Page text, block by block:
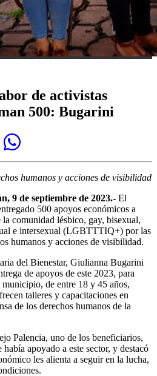
de activistas
500: Bugarini
humanos y acciones de visibilidad
9 de septiembre de 2023.- El
500 apoyos económicos a
comunidad lésbico, gay, bisexual,
e intersexual (LGBTTTIQ+) por las
humanos y acciones de visibilidad.
del Bienestar, Giulianna Bugarini
de apoyos de este 2023, para
de entre 18 y 45 años,
talleres y capacitaciones en
de los derechos humanos de la
Palencia, uno de los beneficiarios,
apoyado a este sector, y destacó
les alienta a seguir en la lucha,